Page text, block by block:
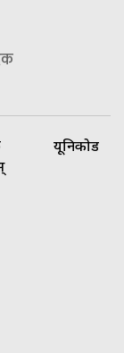
यूनिकोड